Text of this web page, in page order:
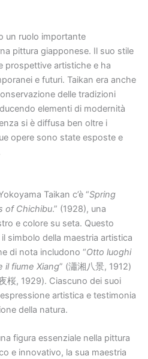
un ruolo importante
pittura giapponese. Il suo stile
prospettive artistiche e ha
e futuri. Taikan era anche
delle tradizioni
elementi di modernità
si è diffusa ben oltre i
opere sono state esposte e
Taikan c’è “Spring
of Chichibu.” (1928), una
e colore su seta. Questo
simbolo della maestria artistica
di nota includono “Otto luoghi
il fiume Xiang” (瀟湘八景, 1912)
桜, 1929). Ciascuno dei suoi
artistica e testimonia
della natura.
figura essenziale nella pittura
e innovativo, la sua maestria